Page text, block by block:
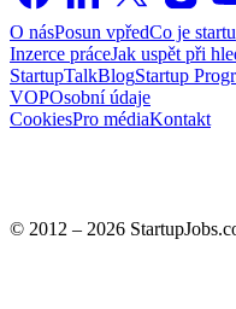
O násPosun vpředCo je
Inzerce práceJak uspět při
StartupTalkBlogStartup
VOPOsobní údaje
CookiesPro médiaKontakt
© 2012 – 2026